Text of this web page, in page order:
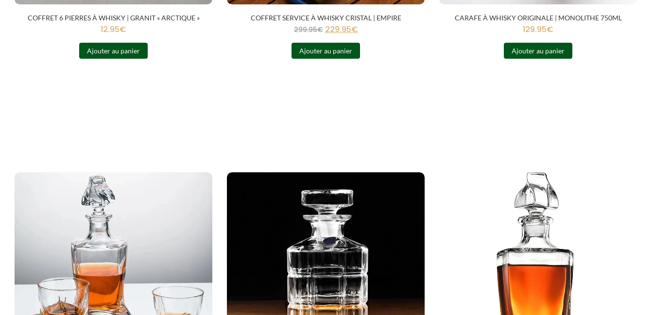
COFFRET 6 PIERRES À WHISKY | GRANIT « ARCTIQUE »
12.95€
Ajouter au panier
COFFRET SERVICE À WHISKY CRISTAL | EMPIRE
299.95€ 229.95€
Ajouter au panier
CARAFE À WHISKY ORIGINALE | MONOLITHE 750ML
129.95€
Ajouter au panier